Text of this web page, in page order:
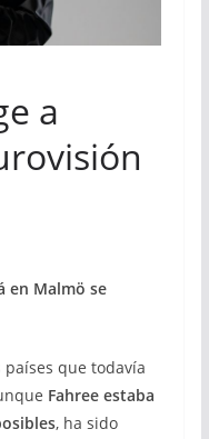
a
en Malmö se
que todavía
Fahree estaba
, ha sido